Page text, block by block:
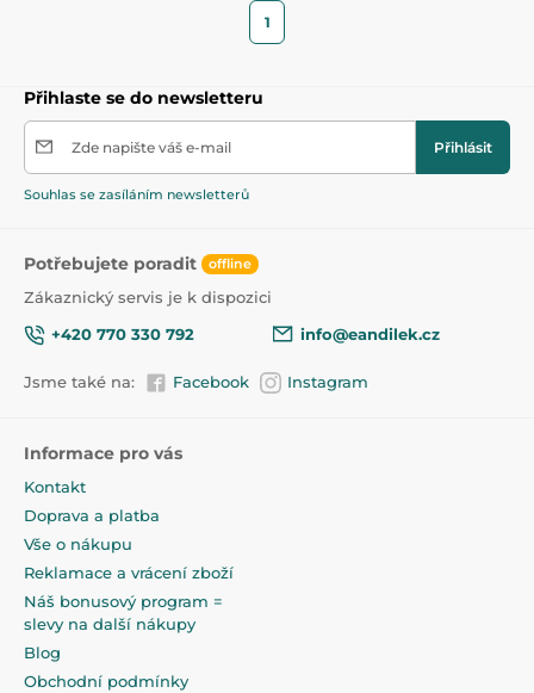
1
Přihlaste se do newsletteru
Zde napište váš e-mail Přihlásit
Souhlas se zasíláním newsletterů
Potřebujete poradit offline
Zákaznický servis je k dispozici
+420 770 330 792
info@eandilek.cz
Jsme také na: Facebook Instagram
Informace pro vás
Kontakt
Doprava a platba
Vše o nákupu
Reklamace a vrácení zboží
Náš bonusový program =
slevy na další nákupy
Blog
Obchodní podmínky